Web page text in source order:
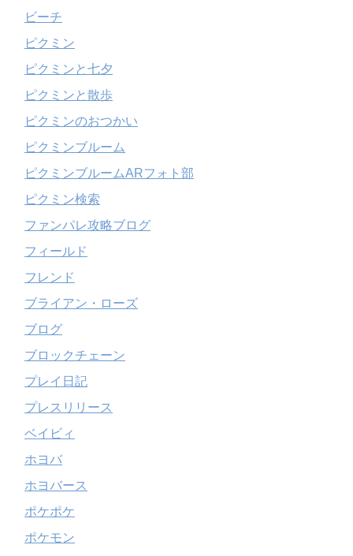
ビーチ
ピクミン
ピクミンと七夕
ピクミンと散歩
ピクミンのおつかい
ピクミンブルーム
ピクミンブルームARフォト部
ピクミン検索
ファンパレ攻略ブログ
フィールド
フレンド
ブライアン・ローズ
ブログ
ブロックチェーン
プレイ日記
プレスリリース
ベイビィ
ホヨバ
ホヨバース
ポケポケ
ポケモン